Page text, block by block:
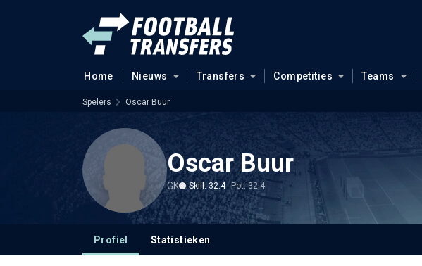
Home Nieuws Transfers Competities Teams
Spelers Oscar Buur
Oscar Buur
GK Skill: 32.4 Pot: 32.4
Profiel Statistieken